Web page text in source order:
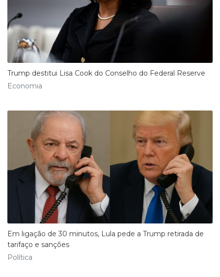
Trump destitui Lisa Cook do Conselho do Federal Reserve
Economia
Em ligação de 30 minutos, Lula pede a Trump retirada de
tarifaço e sanções
Política